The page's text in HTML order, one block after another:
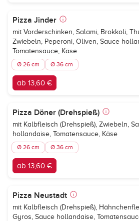
Pizza Jinder
mit Vorderschinken, Salami, Brokkoli,
Zwiebeln, Peperoni, Oliven, Sauce
Tomatensauce, Käse
Ø 26 cm Ø 36 cm
ab 13,60 €
Pizza Döner (Drehspieß)
mit Kalbfleisch (Drehspieß), Zwiebeln,
hollandaise, Tomatensauce, Käse
Ø 26 cm Ø 36 cm
ab 13,60 €
Pizza Neustadt
mit Kalbfleisch (Drehspieß),
Gyros, Sauce hollandaise,